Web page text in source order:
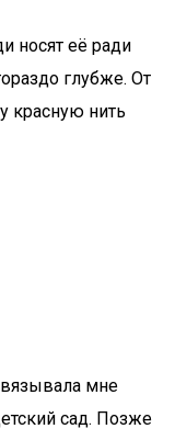
носят её ради
глубже. От
красную нить
мне
сад. Позже